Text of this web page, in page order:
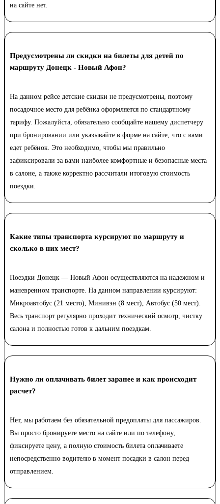
на сайте нет.
Предусмотрены ли скидки на билеты для детей по
маршруту Донецк - Новый Афон?
На данном рейсе детские скидки не предусмотрены, поэтому
посадочное место для ребёнка оформляется по стандартному
тарифу. Пожалуйста, обязательно сообщайте нашему диспетчеру
при бронировании или указывайте в форме на сайте, что с вами
едет ребёнок. Это необходимо, чтобы мы правильно
зафиксировали за вами наиболее комфортные и безопасные места
в салоне, а также корректно рассчитали итоговую стоимость
поездки.
Какие типы транспорта курсируют по маршруту и
сколько в них мест?
Поездки Донецк — Новый Афон осуществляются на надежном и
маневренном транспорте. На данном направлении курсируют:
Микроавтобус (21 место), Минивэн (8 мест), Автобус (50 мест).
Весь транспорт регулярно проходит технический осмотр, чистку
салона и полностью готов к дальним поездкам.
Нужно ли оплачивать билет заранее и как происходит
расчет?
Нет, мы работаем без обязательной предоплаты для пассажиров.
Вы просто бронируете место на сайте или по телефону,
фиксируете цену, а полную стоимость билета оплачиваете
непосредственно водителю в момент посадки в салон перед
отправлением.